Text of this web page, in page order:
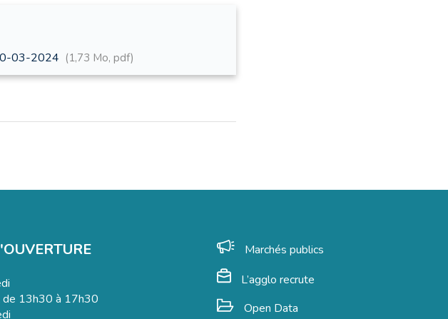
03-2024 1,73 Mo, pdf
13h30 à 17h30
Marchés publics
L’agglo recrute
Open Data